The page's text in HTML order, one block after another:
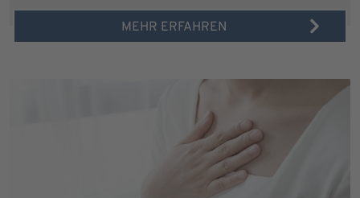
MEHR ERFAHREN